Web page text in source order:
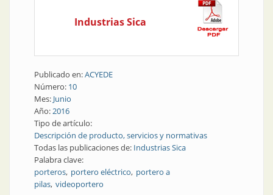
Industrias Sica
Publicado en:ACYEDE
Número: 10
Mes: Junio
Año:2016
Tipo de artículo:
Descripción de producto, servicios y normativas
Todas las publicaciones de: Industrias Sica
Palabra clave:
porteros portero eléctrico portero a
pilas videoportero